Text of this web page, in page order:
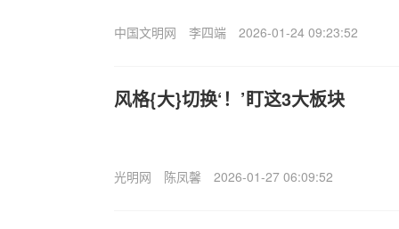
中国文明网 李四端 2026-01-24 09:23:52
风格{大}切换‘！’盯这3大板块
光明网 陈凤馨 2026-01-27 06:09:52